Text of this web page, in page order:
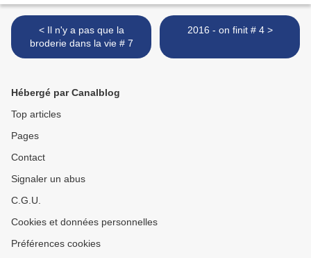
< Il n'y a pas que la
broderie dans la vie # 7
2016 - on finit # 4 >
Hébergé par Canalblog
Top articles
Pages
Contact
Signaler un abus
C.G.U.
Cookies et données personnelles
Préférences cookies